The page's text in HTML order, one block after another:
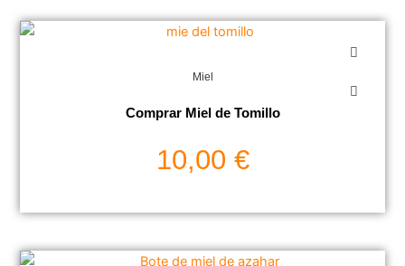
Miel
Comprar Miel de Tomillo
10,00 €